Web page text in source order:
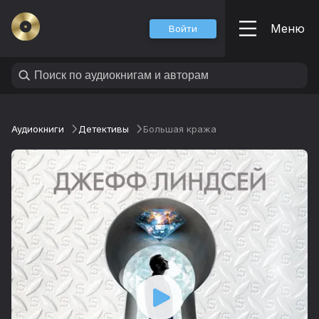
Войти Меню
Аудиокниги Детективы Большая кража